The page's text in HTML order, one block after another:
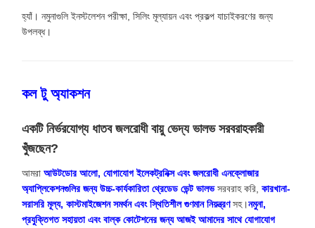
হ্যাঁ। নমুনাগুলি ইনস্টলেশন পরীক্ষা, সিলিং মূল্যায়ন এবং প্রকল্প যাচাইকরণের জন্য
উপলব্ধ।
কল টু অ্যাকশন
একটি নির্ভরযোগ্য ধাতব জলরোধী বায়ু ভেদ্য ভালভ সরবরাহকারী
খুঁজছেন?
আমরা আউটডোর আলো, যোগাযোগ ইলেকট্রনিক্স এবং জলরোধী এনক্লোজার
অ্যাপ্লিকেশনগুলির জন্য উচ্চ-কার্যকারিতা থ্রেডেড ভেন্ট ভালভসরবরাহ করি, কারখানা-
সরাসরি মূল্য, কাস্টমাইজেশন সমর্থন এবং স্থিতিশীল গুণমান নিয়ন্ত্রণসহ।নমুনা,
প্রযুক্তিগত সহায়তা এবং বাল্ক কোটেশনের জন্য আজই আমাদের সাথে যোগাযোগ